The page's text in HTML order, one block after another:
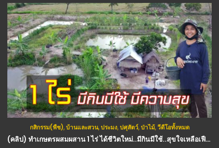
กสิกรรม(พืช),บ้านและสวน,ประมง,ปศุสัตว์,ป่าไม้,วีดีโอทั้งหมด
(คลิป) ทำเกษตรผสมผสาน 1 ไร่ ได้ชีวิตใหม่..มีกินมีใช้..สุขใจเหลือเฟือ : วีดีโอ เกษตร